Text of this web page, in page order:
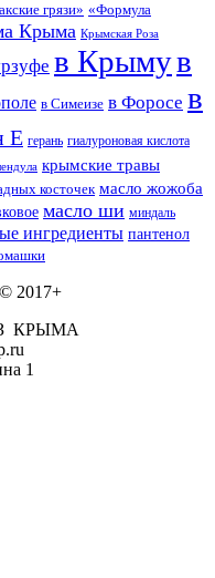
грязи» «Формула
Крыма Крымская Роза
в Крымув
в Симеизе в Форосе в
Е герань гиалуроновая кислота
крымские травы
косточек масло жожоба
масло ши миндаль
ингредиенты пантенол
КРЫМА
1